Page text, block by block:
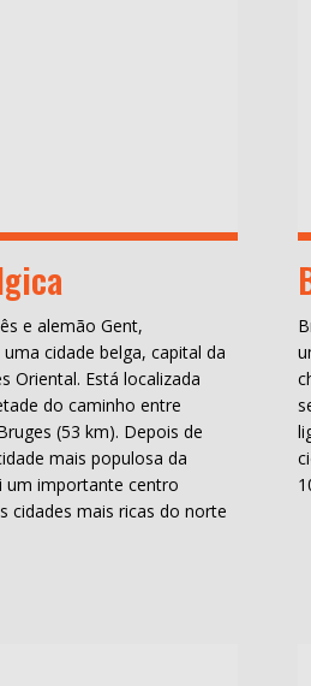
e alemão Gent,
cidade belga, capital da
Oriental. Está localizada
do caminho entre
(53 km). Depois de
mais populosa da
um importante centro
cidades mais ricas do norte